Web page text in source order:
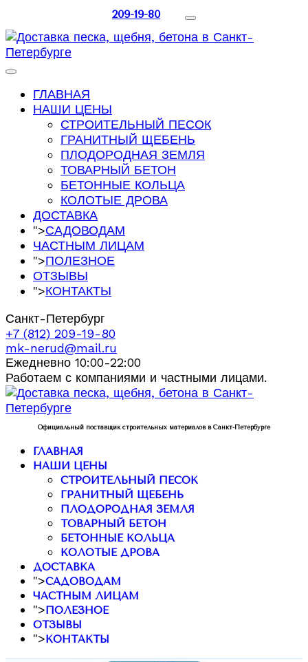
209-19-80
ГЛАВНАЯ
НАШИ ЦЕНЫ
СТРОИТЕЛЬНЫЙ ПЕСОК
ГРАНИТНЫЙ ЩЕБЕНЬ
ПЛОДОРОДНАЯ ЗЕМЛЯ
ТОВАРНЫЙ БЕТОН
БЕТОННЫЕ КОЛЬЦА
КОЛОТЫЕ ДРОВА
ДОСТАВКА
">САДОВОДАМ
ЧАСТНЫМ ЛИЦАМ
">ПОЛЕЗНОЕ
ОТЗЫВЫ
">КОНТАКТЫ
Санкт-Петербург
+7 (812) 209-19-80
mk-nerud@mail.ru
Ежедневно 10:00-22:00
Работаем с компаниями и частными лицами.
Официальный поставщик строительных материалов в Санкт-Петербурге
ГЛАВНАЯ
НАШИ ЦЕНЫ
СТРОИТЕЛЬНЫЙ ПЕСОК
ГРАНИТНЫЙ ЩЕБЕНЬ
ПЛОДОРОДНАЯ ЗЕМЛЯ
ТОВАРНЫЙ БЕТОН
БЕТОННЫЕ КОЛЬЦА
КОЛОТЫЕ ДРОВА
ДОСТАВКА
">САДОВОДАМ
ЧАСТНЫМ ЛИЦАМ
">ПОЛЕЗНОЕ
ОТЗЫВЫ
">КОНТАКТЫ